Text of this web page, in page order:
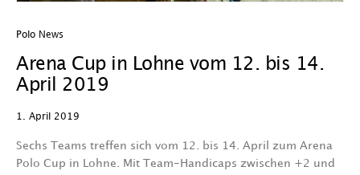
Polo News
Arena Cup in Lohne vom 12. bis 14.
April 2019
1. April 2019
Sechs Teams treffen sich vom 12. bis 14. April zum Arena
Polo Cup in Lohne. Mit Team-Handicaps zwischen +2 und